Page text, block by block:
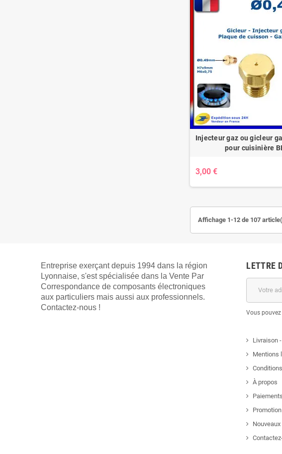
Injecteur gaz ou gicleur
pour cuisinière
3,00 €
Affichage 1-12 de 107
Entreprise exerçant depuis 1994 dans la région
Lyonnaise, s'est spécialisée dans la Vente Par
Correspondance de composants électroniques
aux particuliers mais aussi aux professionnels.
Contactez-nous !
LETTRE
Vous
Livraison
Mentions
À propos
Promotion